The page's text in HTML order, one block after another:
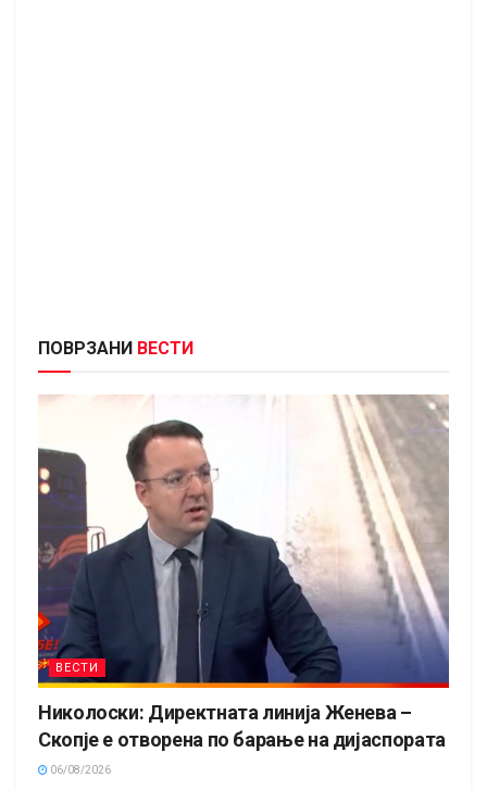
ПОВРЗАНИ ВЕСТИ
ВЕСТИ
Николоски: Директната линија Женева –
Скопје е отворена по барање на дијаспората
06/08/2026